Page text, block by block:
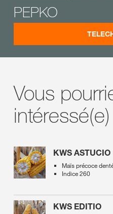
PEPKO
Vous
KWS ASTUCIO
Maïs précoce
Indice 260
KWS EDITIO